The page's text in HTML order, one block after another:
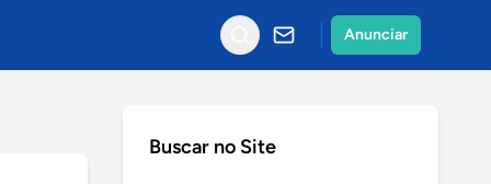
Anunciar
Buscar no Site